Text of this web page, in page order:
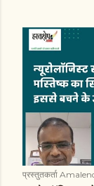
प्रस्तुतकर्ता